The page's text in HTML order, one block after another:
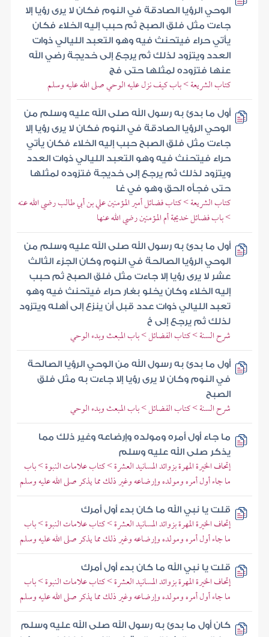
الوحي الرؤيا الصادقة في النوم فكان لا يرى رؤيا إلا
جاءت مثل فلق الصبح ثم حبب إليه الخلاء فكان
يأتي حراء فيتحنث فيه وهو التعبد الليالي ذوات
العدد ويتزود لذلك ثم يرجع إلى خديجة رضي الله
عنها فتزوده لمثلها حتى فج
كتاب الشريعة > باب كيف نزل عليه الوحي صلى الله عليه وسلم
أول ما بدئ به رسول الله صلى الله عليه وسلم من
الوحي الرؤيا الصادقة في النوم فكان لا يرى رؤيا إلا
جاءت مثل فلق الصبح حبب إليه الخلاء فكان يأتي
حراء فيتحنث فيه وهو التعبد الليالي ذوات العدد
ويتزود لذلك ثم يرجع إلى خديجة فتزوده لمثلها
حتى فجأه الحق وهو في غا
كتاب الشريعة > كتاب فضائل أمير المؤمنين علي بن أبي طالب رضي الله عنه
> باب فضائل خديجة أم المؤمنين رضي الله عنها
أول ما بدئ به رسول الله صلى الله عليه وسلم من
الوحي الرؤيا الصالحة في النوم وكان الجزء الثالث
عشر لا يرى رؤيا إلا جاءت مثل فلق الصبح ثم حبب
إليه الخلاء وكان يخلو بغار حراء فيتحنث فيه وهو
تعبد الليالي ذوات عدد قبل أن ينزع إلى أهله ويتزود
لذلك ثم يرجع إلى خ
شرح السنة > كتاب الفضائل > باب المبعث وبدء الوحي
أول ما بدئ به رسول الله من الوحي الرؤيا الصالحة
في النوم وكان لا يرى رؤيا إلا جاءت به مثل فلق
الصبح
شرح السنة > كتاب الفضائل > باب المبعث وبدء الوحي
ما جاء أول أمره ومولده وإرضاعه وغير ذلك مما
يذكر صلى الله عليه وسلم
إتحاف الخيرة المهرة بزوائد المسانيد العشرة > كتاب علامات النبوة > باب
ما جاء أول أمره ومولده وإرضاعه وغير ذلك مما يذكر صلى الله عليه وسلم
قلت يا نبي الله ما كان بدء أول أمرك
إتحاف الخيرة المهرة بزوائد المسانيد العشرة > كتاب علامات النبوة > باب
ما جاء أول أمره ومولده وإرضاعه وغير ذلك مما يذكر صلى الله عليه وسلم
قلت يا نبي الله ما كان بدء أول أمرك
إتحاف الخيرة المهرة بزوائد المسانيد العشرة > كتاب علامات النبوة > باب
ما جاء أول أمره ومولده وإرضاعه وغير ذلك مما يذكر صلى الله عليه وسلم
كان أول ما بدئ به رسول الله صلى الله عليه وسلم